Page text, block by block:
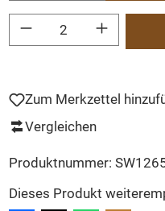
Produkt Anzahl: Gib den
Zum Merkzettel
Vergleichen
Produktnummer:
Dieses Produkt